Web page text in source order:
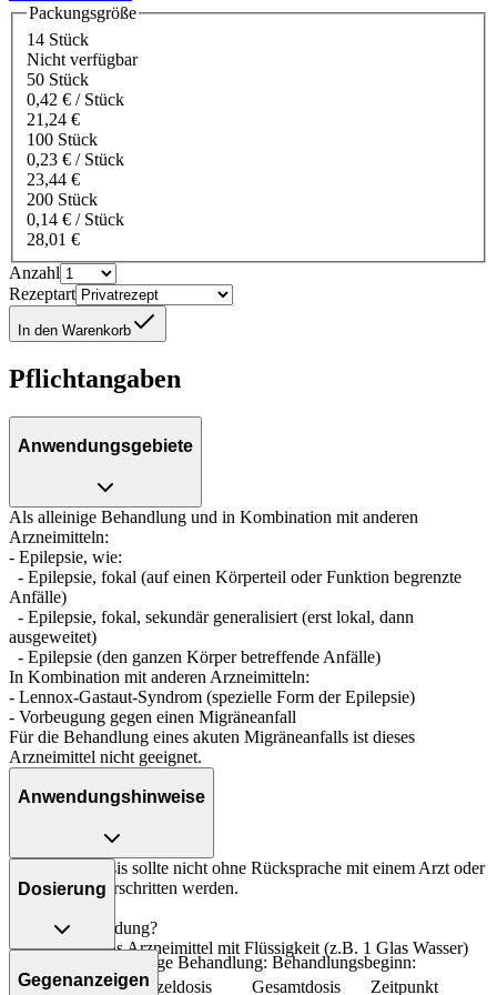
Packungsgröße
14 Stück
Nicht verfügbar
50 Stück
0,42 € / Stück
21,24 €
100 Stück
0,23 € / Stück
23,44 €
200 Stück
0,14 € / Stück
28,01 €
Anzahl
Rezeptart
In den Warenkorb
Pflichtangaben
Anwendungsgebiete
Als alleinige Behandlung und in Kombination mit anderen
Arzneimitteln:
- Epilepsie, wie:
- Epilepsie, fokal (auf einen Körperteil oder Funktion begrenzte
Anfälle)
- Epilepsie, fokal, sekundär generalisiert (erst lokal, dann
ausgeweitet)
- Epilepsie (den ganzen Körper betreffende Anfälle)
In Kombination mit anderen Arzneimitteln:
- Lennox-Gastaut-Syndrom (spezielle Form der Epilepsie)
- Vorbeugung gegen einen Migräneanfall
Für die Behandlung eines akuten Migräneanfalls ist dieses
Arzneimittel nicht geeignet.
Anwendungshinweise
Die Gesamtdosis sollte nicht ohne Rücksprache mit einem Arzt oder
Apotheker überschritten werden.
Art der Anwendung?
Nehmen Sie das Arzneimittel mit Flüssigkeit (z.B. 1 Glas Wasser)
Dosierung
Epilepsie - als alleinige Behandlung: Behandlungsbeginn:
Personenkreis
Einzeldosis Gesamtdosis Zeitpunkt
Gegenanzeigen